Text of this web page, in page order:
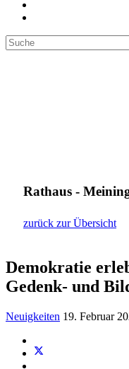
Rathaus -
zurück zur Übersicht
Demokratie
Gedenk- und
Neuigkeiten 19. Februar